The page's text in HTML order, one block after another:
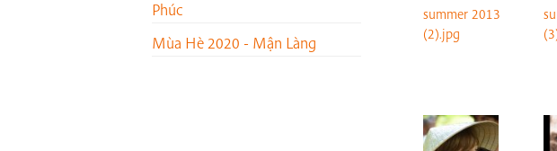
Phúc
Mùa Hè 2020 - Mận Làng
summer 2013
(2).jpg